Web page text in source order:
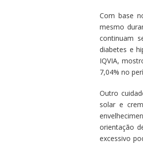
Com base
mesmo
continuam
diabetes e
IQVIA,
7,04% no
Outro
solar e
orientação
excessivo